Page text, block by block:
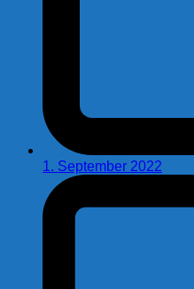
1. September 2022